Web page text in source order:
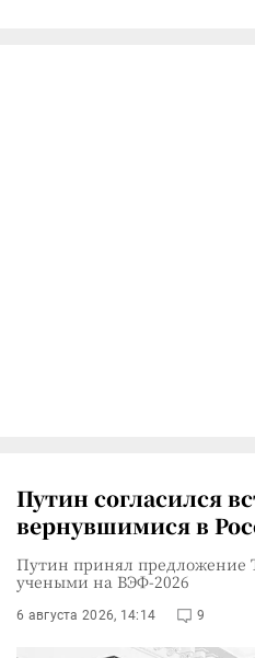
Путин согласился
вернувшимися в
Путин принял предложение
учеными на ВЭФ-2026
6 августа 2026, 14:14 9